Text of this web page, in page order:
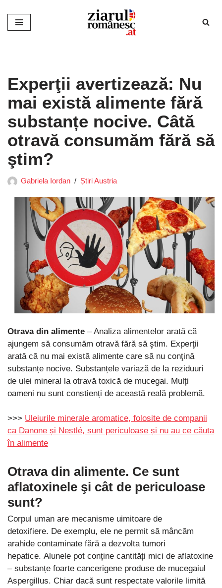
Sari
Experţii avertizează: Nu
mai există alimente fără
substanțe nocive. Câtă
otravă consumăm fără să
ştim?
Gabriela Iordan Știri Austria
Otrava din alimente – Analiza alimentelor arată că
ajungem să consumăm otravă fără să ştim. Experţii
arată că nu mai există alimente care să nu conţină
substanțe nocive. Substanțele variază de la reziduuri
de ulei mineral la otravă toxică de mucegai. Mulți
oameni nu sunt conștienți de această reală problemă.
>>> Uleiurile minerale aromatice, folosite de companii
ca Danone și Nestlé, sunt periculoase și nu au ce căuta
în alimente
Otrava din alimente. Ce sunt
aflatoxinele şi cât de periculoase
sunt?
Corpul uman are mecanisme uimitoare de
detoxifiere. De exemplu, ele ne permit să mâncăm
arahide contaminate fără a dezvolta tumori
hepatice. Alunele pot conține cantități mici de aflatoxine
– substanțe foarte cancerigene produse de mucegaiul
Aspergillus. Chiar dacă sunt respectate valorile limită